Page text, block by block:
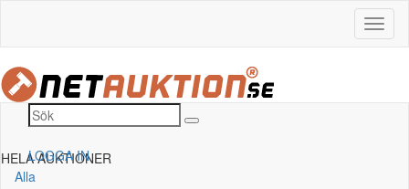
LOGGA IN
HELA AUKTIONER
Alla